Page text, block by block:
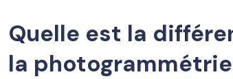
Quelle est la
la